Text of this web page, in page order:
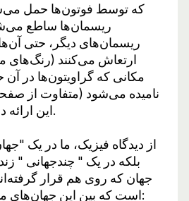
که توسط فوتون‌ها حمل
ریسمان‌ها ساطع
ریسمان‌های دیگر، حتی
ارتعاش می‌کنند (رنگ‌های
مکانی که گراویتون‌ها در
نامیده می‌شود (متفاوت از
این ارائه در آن حرکت می‌کند).
از دیدگاه فیزیک، ما در یک
بلکه در یک " چندجهانی "
جهان که روی هم قرار
است که بین این جهان‌های موازی مشترک است: